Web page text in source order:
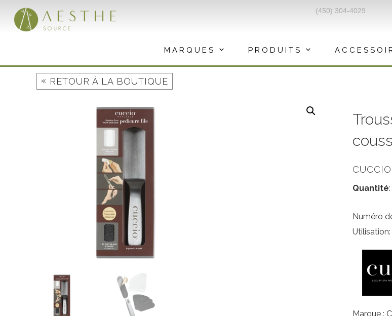
contenu
(450) 304-4029
MARQUES PRODUITS
« RETOUR À LA BOUTIQUE
Quantité
Numéro
Marque :